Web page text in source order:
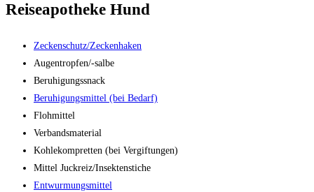
Reiseapotheke Hund
Zeckenschutz/Zeckenhaken
Augentropfen/-salbe
Beruhigungssnack
Beruhigungsmittel (bei Bedarf)
Flohmittel
Verbandsmaterial
Kohlekompretten (bei Vergiftungen)
Mittel Juckreiz/Insektenstiche
Entwurmungsmittel